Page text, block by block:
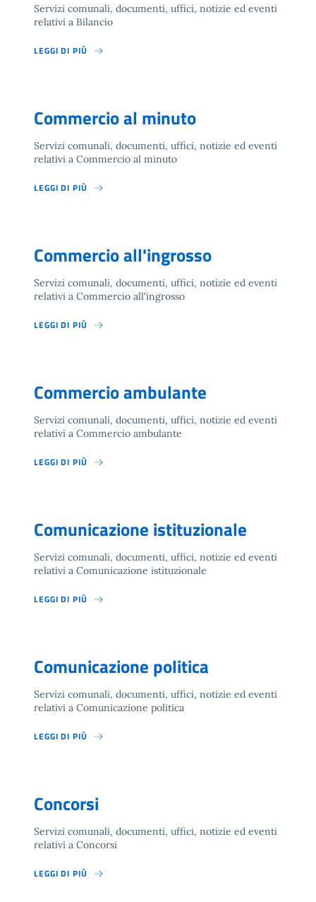
Servizi comunali, documenti, uffici, notizie ed eventi
relativi a Bilancio
LEGGI DI PIÙ
Commercio al minuto
Servizi comunali, documenti, uffici, notizie ed eventi
relativi a Commercio al minuto
LEGGI DI PIÙ
Commercio all'ingrosso
Servizi comunali, documenti, uffici, notizie ed eventi
relativi a Commercio all'ingrosso
LEGGI DI PIÙ
Commercio ambulante
Servizi comunali, documenti, uffici, notizie ed eventi
relativi a Commercio ambulante
LEGGI DI PIÙ
Comunicazione istituzionale
Servizi comunali, documenti, uffici, notizie ed eventi
relativi a Comunicazione istituzionale
LEGGI DI PIÙ
Comunicazione politica
Servizi comunali, documenti, uffici, notizie ed eventi
relativi a Comunicazione politica
LEGGI DI PIÙ
Concorsi
Servizi comunali, documenti, uffici, notizie ed eventi
relativi a Concorsi
LEGGI DI PIÙ